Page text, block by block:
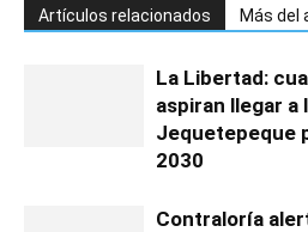
Artículos relacionados Más del
La Libertad:
aspiran llegar a
Jequetepeque
2030
Contraloría